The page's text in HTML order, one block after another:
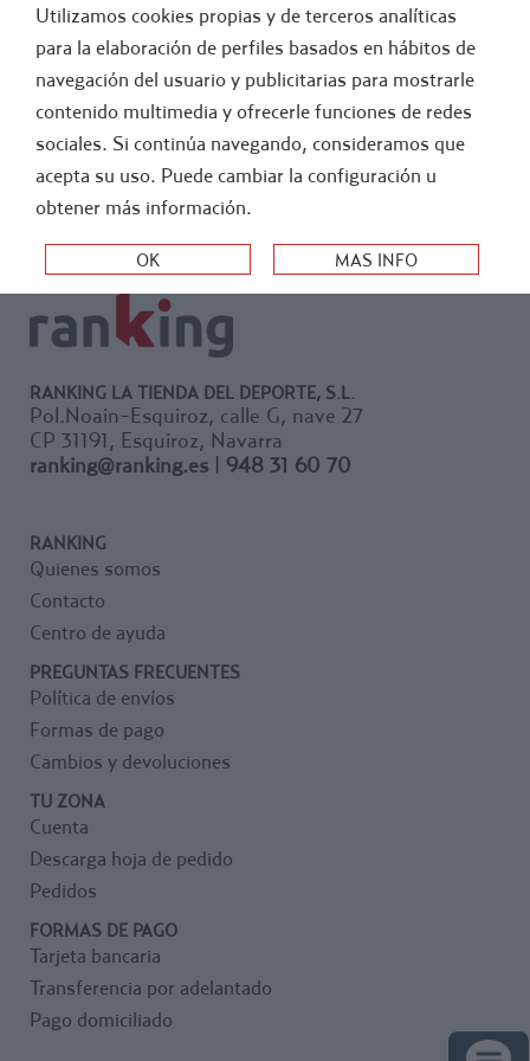
- FUERA STOCK
ORDEN:
RANKING LA TIENDA DEL DEPORTE, S.L.
Pol.Noain-Esquiroz, calle G, nave 27
CP 31191, Esquiroz, Navarra
ranking@ranking.es
948 31 60 70
RANKING
Quienes somos
Contacto
Centro de ayuda
PREGUNTAS FRECUENTES
Política de envíos
Formas de pago
Cambios y devoluciones
TU ZONA
Cuenta
Descarga hoja de pedido
Pedidos
FORMAS DE PAGO
Tarjeta bancaria
Transferencia por adelantado
Pago domiciliado
Utilizamos cookies propias y de terceros analíticas
para la elaboración de perfiles basados en hábitos de
navegación del usuario y publicitarias para mostrarle
contenido multimedia y ofrecerle funciones de redes
sociales. Si continúa navegando, consideramos que
acepta su uso. Puede cambiar la configuración u
obtener más información.